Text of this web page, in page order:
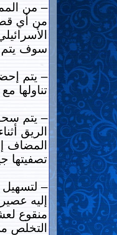
– من
من أي
سوف يتم
تناولها
– يتم
المضاف
تصفيتها
–
إليه
منقوع
التخلص